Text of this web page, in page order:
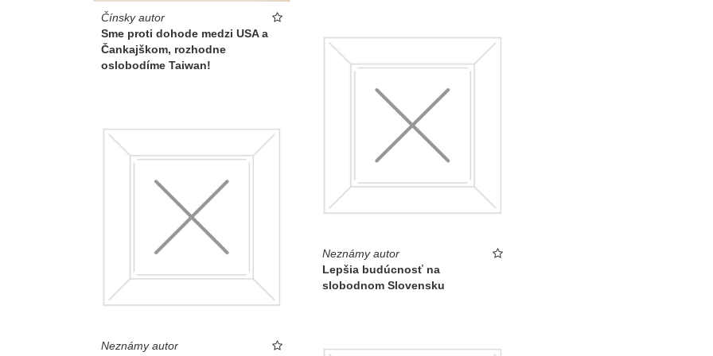
Čínsky autor
Sme proti dohode medzi USA a
Čankajškom, rozhodne
oslobodíme Taiwan!
Neznámy autor
Lepšia budúcnosť na
slobodnom Slovensku
Neznámy autor